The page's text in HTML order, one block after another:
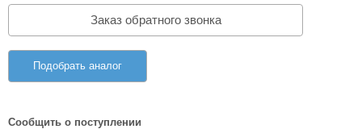
Заказ обратного звонка
Подобрать аналог
Сообщить о поступлении